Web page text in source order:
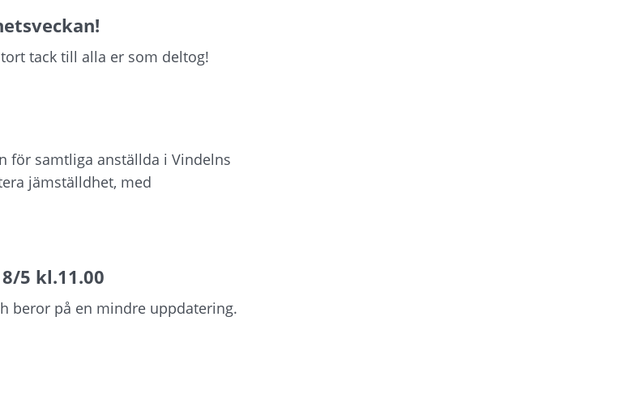
tack till alla er som deltog!
för samtliga anställda i Vindelns
jämställdhet, med
5 kl.11.00
beror på en mindre uppdatering.